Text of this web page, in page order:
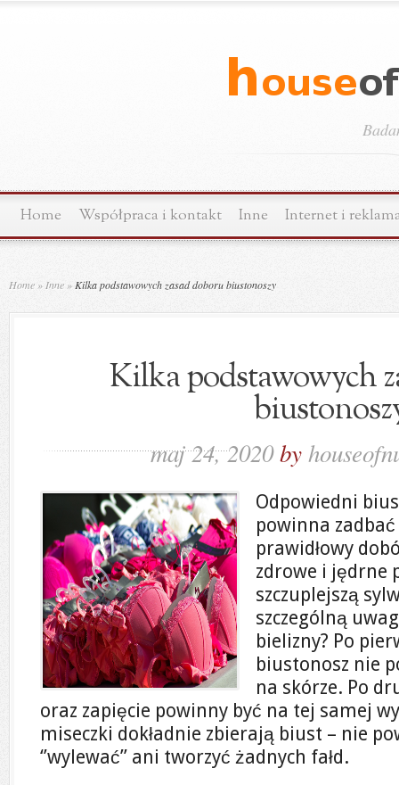
Home Współpraca i kontakt Inne Internet i
Home » Inne » Kilka podstawowych zasad doboru biustonoszy
Kilka podstawowych
maj 24, 2020by
Odpowiedni
powinna
prawidłowy
zdrowe i jędrne
szczuplejszą
szczególną
bielizny? Po
biustonosz nie
na skórze. Po
oraz zapięcie powinny być na tej samej
miseczki dokładnie zbierają biust – nie
‘’wylewać’’ ani tworzyć żadnych fałd.